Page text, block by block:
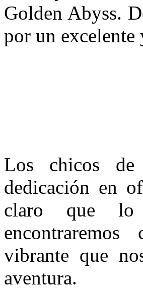
Golden Abyss.
por un
Los chicos de
dedicación en
claro que lo
vibrante que
aventura.